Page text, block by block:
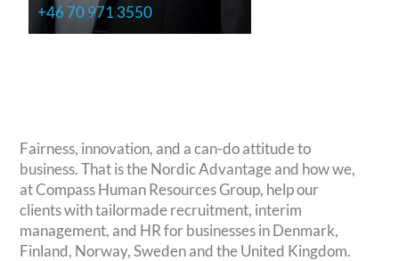
+46 70 971 3550
Fairness, innovation, and a can-do attitude to
business. That is the Nordic Advantage and how we,
at Compass Human Resources Group, help our
clients with tailormade recruitment, interim
management, and HR for businesses in Denmark,
Finland, Norway, Sweden and the United Kingdom.